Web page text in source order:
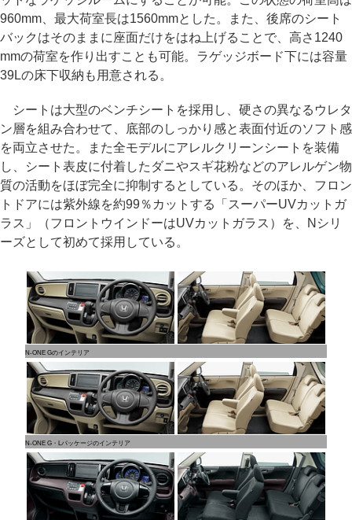
960mm、最大荷室長は1560mmとした。また、後席のシート
バックはそのままに座面だけをはね上げることで、高さ1240
mmの荷室を作り出すことも可能。ラゲッジボード下には容量
39Lの床下収納も用意される。
シートは大型のベンチシートを採用し、硬さの異なるウレタ
ン層を組み合わせて、底部のしっかり感と表面付近のソフト感
を両立させた。また全モデルにアレルクリーンシートを装備
し、シート表皮に付着したダニやスギ花粉などのアレルゲン物
質の活動をほぼ完全に抑制するとしている。そのほか、フロン
トドアには紫外線を約99％カットする「スーパーUVカットガ
ラス」（フロントウインドーはUVカットガラス）を、Nシリ
ーズとして初めて採用している。
N-ONE Gのインテリア
N-ONE G・Lパッケージのインテリア